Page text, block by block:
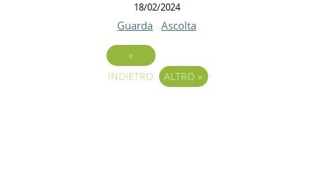
18/02/2024
Guarda Ascolta
«
INDIETRO
ALTRO »